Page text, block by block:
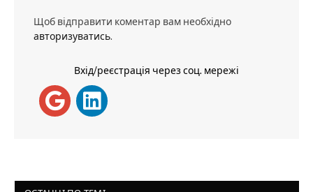
Щоб відправити коментар вам необхідно
авторизуватись.
Вхід/реєстрація через соц. мережі